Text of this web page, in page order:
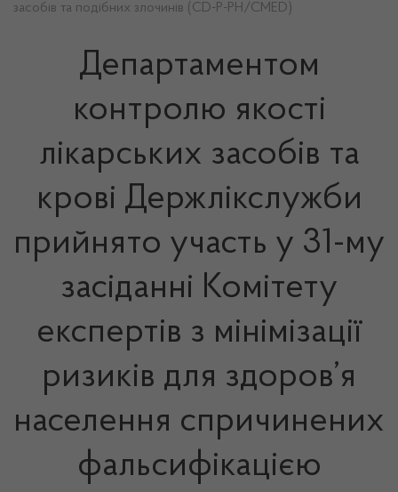
засобів та подібних злочинів (CD-P-PH/CMED)
Департаментом
контролю якості
лікарських засобів та
крові Держлікслужби
прийнято участь у 31-му
засіданні Комітету
експертів з мінімізації
ризиків для здоров’я
населення спричинених
фальсифікацією